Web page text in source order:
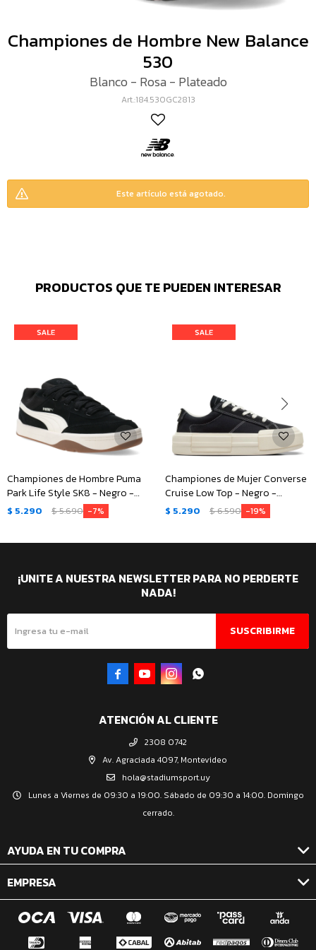
Championes de Hombre New Balance
530
Blanco - Rosa - Plateado
184.530GC2813
Este artículo está agotado.
PRODUCTOS QUE TE PUEDEN INTERESAR
Championes de Hombre Puma
Park Life Style SK8 - Negro -
Beige Natural
$ 5.290 $5.690 7
Championes de Mujer Converse
Cruise Low Top - Negro -
Blanco
$ 5.290 $6.590 19
ATENCIÓN AL CLIENTE
2308 0742
Av. Agraciada 4097, Montevideo
hola@stadiumsport.uy
Lunes a Viernes de 09:30 a 19:00. Sábado de 09:30 a 14:00. Domingo
cerrado.
AYUDA EN TU COMPRA
EMPRESA
¡UNITE A NUESTRA NEWSLETTER PARA NO PERDERTE
NADA!
SUSCRIBIRME
   